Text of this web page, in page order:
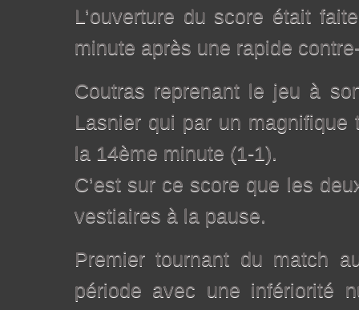
L’ouverture du score était
minute après une rapide
Coutras reprenant le jeu à
Lasnier qui par un
la 14ème minute (1-1).
C’est sur ce score que les
vestiaires à la pause.
Premier tournant du match
période avec une infériorité